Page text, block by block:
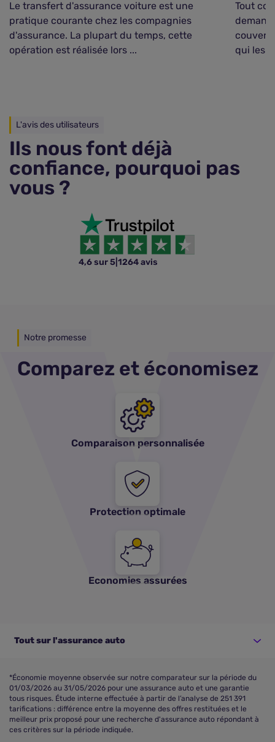
Le transfert d'assurance voiture est une
pratique courante chez les compagnies
d'assurance. La plupart du temps, cette
opération est réalisée lors ...
Tout
qui les
L'avis des utilisateurs
Ils nous font déjà
confiance, pourquoi pas
vous ?
4,6 sur 5 1264 avis
Notre promesse
Comparez et économisez
Comparaison personnalisée
Protection optimale
Economies assurées
Tout sur l'assurance auto
*Économie moyenne observée sur notre comparateur sur la période du
01/03/2026 au 31/05/2026 pour une assurance auto et une garantie
tous risques. Étude interne effectuée à partir de l’analyse de 251 391
tarifications : différence entre la moyenne des offres restituées et le
meilleur prix proposé pour une recherche d'assurance auto répondant à
ces critères sur la période indiquée.